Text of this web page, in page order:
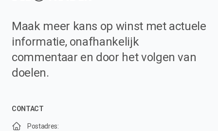
Maak meer kans op winst met actuele
informatie, onafhankelijk
commentaar en door het volgen van
doelen.
CONTACT
Postadres: